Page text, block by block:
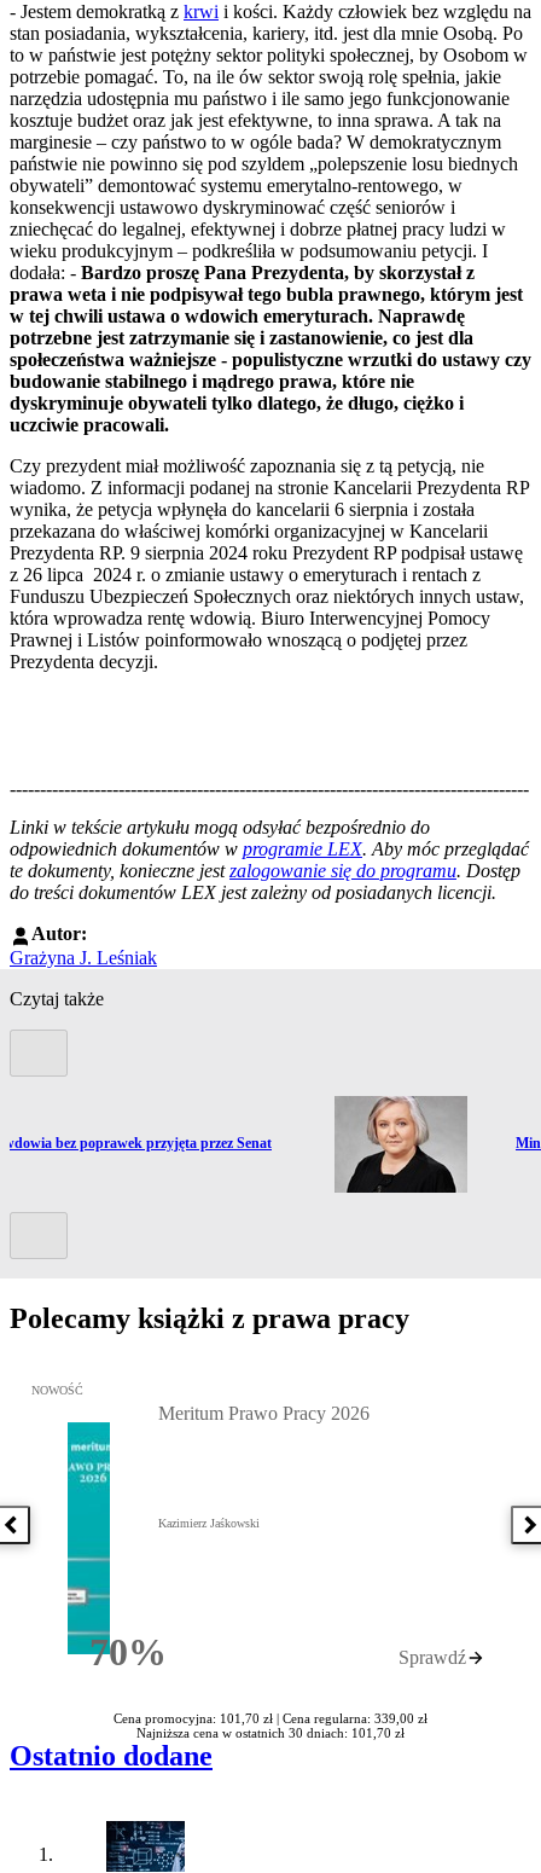
- Jestem demokratką z krwi i kości. Każdy człowiek bez względu na
stan posiadania, wykształcenia, kariery, itd. jest dla mnie Osobą. Po
to w państwie jest potężny sektor polityki społecznej, by Osobom w
potrzebie pomagać. To, na ile ów sektor swoją rolę spełnia, jakie
narzędzia udostępnia mu państwo i ile samo jego funkcjonowanie
kosztuje budżet oraz jak jest efektywne, to inna sprawa. A tak na
marginesie – czy państwo to w ogóle bada? W demokratycznym
państwie nie powinno się pod szyldem „polepszenie losu biednych
obywateli” demontować systemu emerytalno-rentowego, w
konsekwencji ustawowo dyskryminować część seniorów i
zniechęcać do legalnej, efektywnej i dobrze płatnej pracy ludzi w
wieku produkcyjnym – podkreśliła w podsumowaniu petycji. I
dodała: - Bardzo proszę Pana Prezydenta, by skorzystał z
prawa weta i nie podpisywał tego bubla prawnego, którym jest
w tej chwili ustawa o wdowich emeryturach. Naprawdę
potrzebne jest zatrzymanie się i zastanowienie, co jest dla
społeczeństwa ważniejsze - populistyczne wrzutki do ustawy czy
budowanie stabilnego i mądrego prawa, które nie
dyskryminuje obywateli tylko dlatego, że długo, ciężko i
uczciwie pracowali.
Czy prezydent miał możliwość zapoznania się z tą petycją, nie
wiadomo. Z informacji podanej na stronie Kancelarii Prezydenta RP
wynika, że petycja wpłynęła do kancelarii 6 sierpnia i została
przekazana do właściwej komórki organizacyjnej w Kancelarii
Prezydenta RP. 9 sierpnia 2024 roku Prezydent RP podpisał ustawę
z 26 lipca 2024 r. o zmianie ustawy o emeryturach i rentach z
Funduszu Ubezpieczeń Społecznych oraz niektórych innych ustaw,
która wprowadza rentę wdowią. Biuro Interwencyjnej Pomocy
Prawnej i Listów poinformowało wnoszącą o podjętej przez
Prezydenta decyzji.
--------------------------------------------------------------------------------------
Linki w tekście artykułu mogą odsyłać bezpośrednio do
odpowiednich dokumentów w programie LEX. Aby móc przeglądać
te dokumenty, konieczne jestzalogowanie się do programu. Dostęp
do treści dokumentów LEX jest zależny od posiadanych licencji.
Autor:
Grażyna J. Leśniak
Czytaj także
do artykułu:
wdowia bez poprawek przyjęta przez Senat
Polecamy książki z prawa pracy
Poprzednia książka
Przejdź do: Meritum Prawo Pracy 2026, Kazimierz Jaśkowski -
NOWOŚĆ
70%Rabatu
Meritum Prawo Pracy 2026
Kazimierz Jaśkowski
Sprawdź
Cena promocyjna: 101,70 zł | Cena regularna: 339,00 zł
Najniższa cena w ostatnich 30 dniach: 101,70 zł
Ostatnio dodane